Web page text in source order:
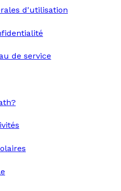
d'utilisation
de service